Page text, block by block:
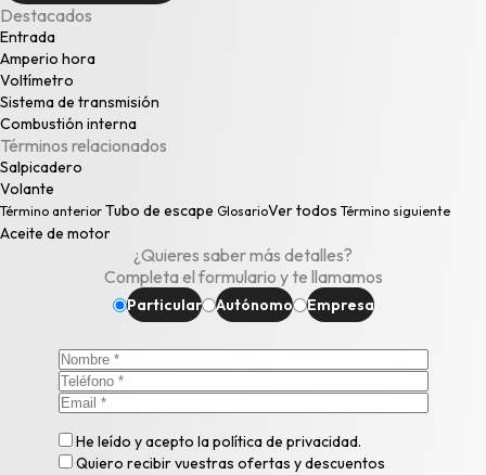
Destacados
Entrada
Amperio hora
Voltímetro
Sistema de transmisión
Combustión interna
Términos relacionados
Salpicadero
Volante
Término anterior Tubo de escape GlosarioVer todos Término siguiente
Aceite de motor
¿Quieres saber más detalles?
Completa el formulario y te llamamos
Particular Autónomo Empresa
He leído y acepto lapolítica de privacidad.
Quiero recibir vuestras ofertas y descuentos